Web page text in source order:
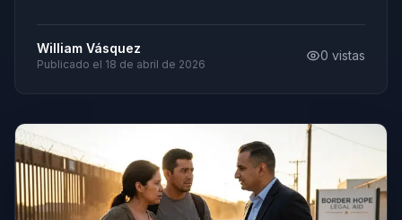
William Vásquez
Publicado el 18 de abril de 2026
0 vistas